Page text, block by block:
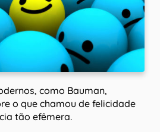
como Bauman,
o que chamou de felicidade
tão efêmera.